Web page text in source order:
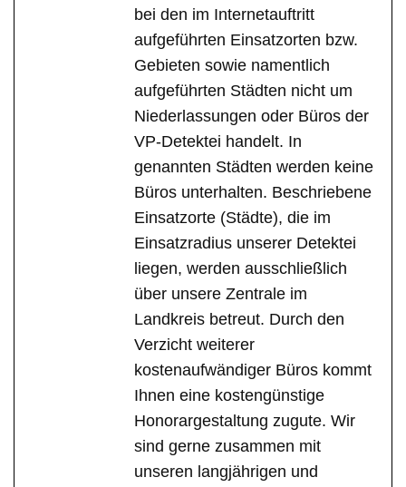
bei den im Internetauftritt
aufgeführten Einsatzorten bzw.
Gebieten sowie namentlich
aufgeführten Städten nicht um
Niederlassungen oder Büros der
VP-Detektei handelt. In
genannten Städten werden keine
Büros unterhalten. Beschriebene
Einsatzorte (Städte), die im
Einsatzradius unserer Detektei
liegen, werden ausschließlich
über unsere Zentrale im
Landkreis betreut. Durch den
Verzicht weiterer
kostenaufwändiger Büros kommt
Ihnen eine kostengünstige
Honorargestaltung zugute. Wir
sind gerne zusammen mit
unseren langjährigen und